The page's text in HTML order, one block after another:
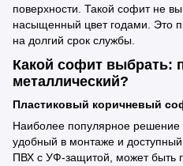
поверхности. Такой софит не
насыщенный цвет годами. Это
на долгий срок службы.
Какой софит выбрать:
металлический?
Пластиковый коричневый
Наиболее популярное решение
удобный в монтаже и
ПВХ с УФ-защитой, может быть